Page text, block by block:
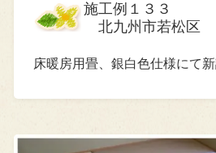
施工例１３３
北九州市若松区
床暖房用畳、銀白色仕様にて新